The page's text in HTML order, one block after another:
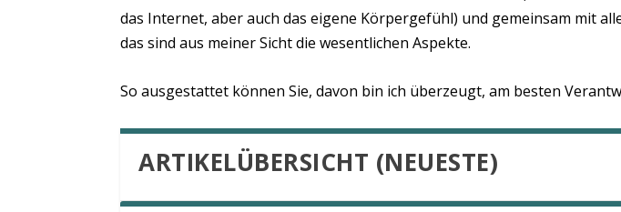
das Internet, aber auch das eigene Körpergefühl) und gemeinsam mit
das sind aus meiner Sicht die wesentlichen Aspekte.
So ausgestattet können Sie, davon bin ich überzeugt, am besten
ARTIKELÜBERSICHT (NEUESTE)